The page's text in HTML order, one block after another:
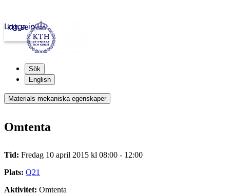
kth.se
Logga in
Sök
English
Materials mekaniska egenskaper
Omtenta
Tid: Fredag 10 april 2015 kl 08:00 - 12:00
Plats: Q21
Aktivitet: Omtenta